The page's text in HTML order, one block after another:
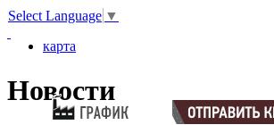
Select Language ▼
карта
Новости